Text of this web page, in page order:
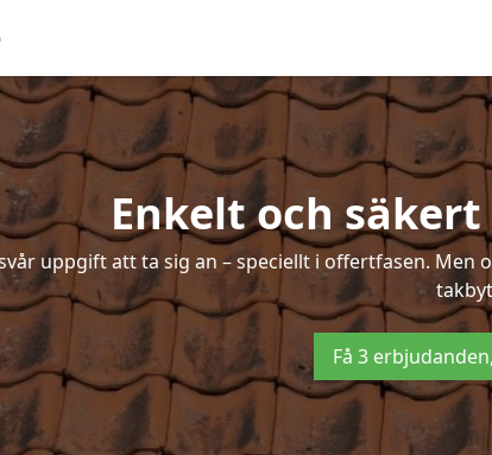
Enkelt och
uppgift att ta sig an – speciellt i offertfasen.
Få 3